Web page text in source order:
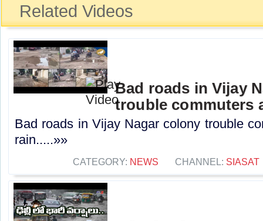
Related Videos
Bad roads in Vijay
trouble commuters
Bad roads in Vijay Nagar colony trouble
rain.....»»
CATEGORY: NEWS CHANNEL: SIASAT